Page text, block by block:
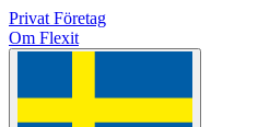
Privat Företag
Om Flexit